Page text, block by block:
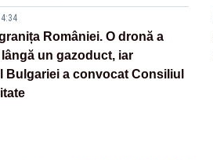
României. O dronă a
un gazoduct, iar
Bulgariei a convocat Consiliul